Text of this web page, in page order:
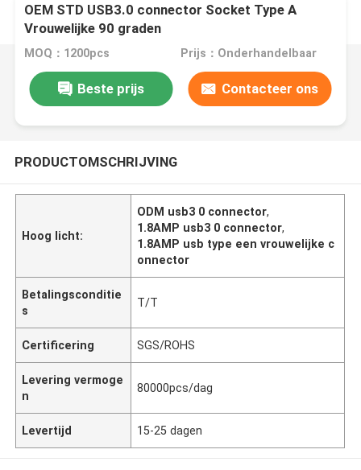
OEM STD USB3.0 connector Socket Type A
Vrouwelijke 90 graden
MOQ：1200pcs Prijs：Onderhandelbaar
Beste prijs Contacteer ons
PRODUCTOMSCHRIJVING
Hoog licht:
ODM usb3 0 connector,
1.8AMP usb3 0 connector,
1.8AMP usb type een vrouwelijke c
onnector
Betalingsconditie
s
T/T
Certificering SGS/ROHS
Levering vermoge
n
80000pcs/dag
Levertijd 15-25 dagen